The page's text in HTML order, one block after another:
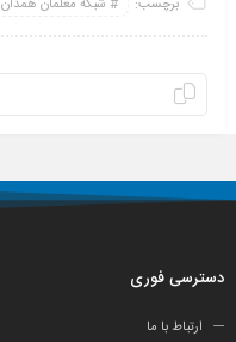
برچسب: شبکه معلمان همدان
دسترسی فوری
ارتباط با ما